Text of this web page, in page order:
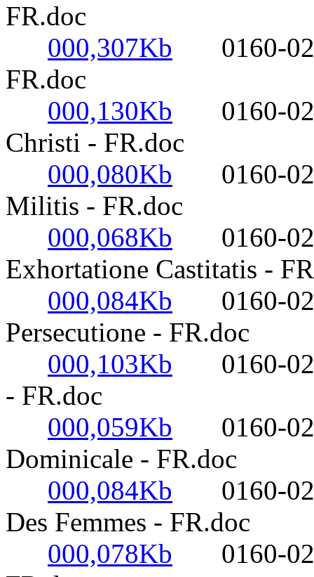
FR.doc
000,307Kb 0160-
FR.doc
000,130Kb 0160-
Christi - FR.doc
000,080Kb 0160-
Militis - FR.doc
000,068Kb 0160-
Exhortatione Castitatis -
000,084Kb 0160-
Persecutione - FR.doc
000,103Kb 0160-
- FR.doc
000,059Kb 0160-
Dominicale - FR.doc
000,084Kb 0160-
Des Femmes - FR.doc
000,078Kb 0160-